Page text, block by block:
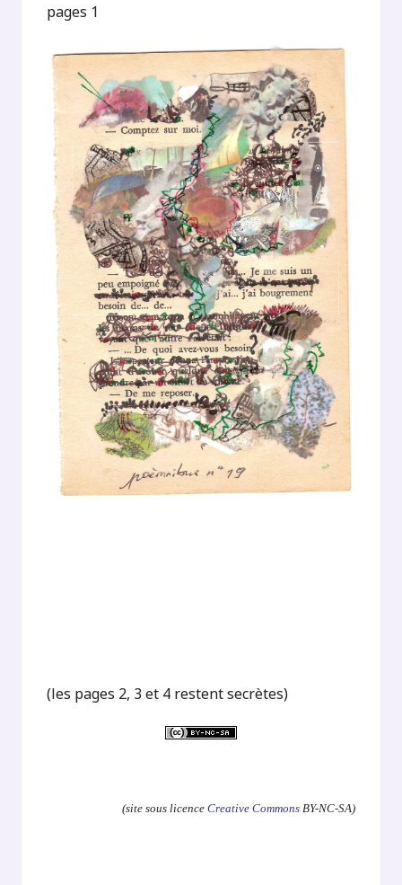
pages 1
(les pages 2, 3 et 4 restent secrètes)
(site sous licence Creative CommonsBY-NC-SA)